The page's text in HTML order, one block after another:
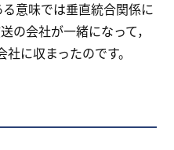
意味では垂直統合関係に
の会社が一緒になって，
に収まったのです。